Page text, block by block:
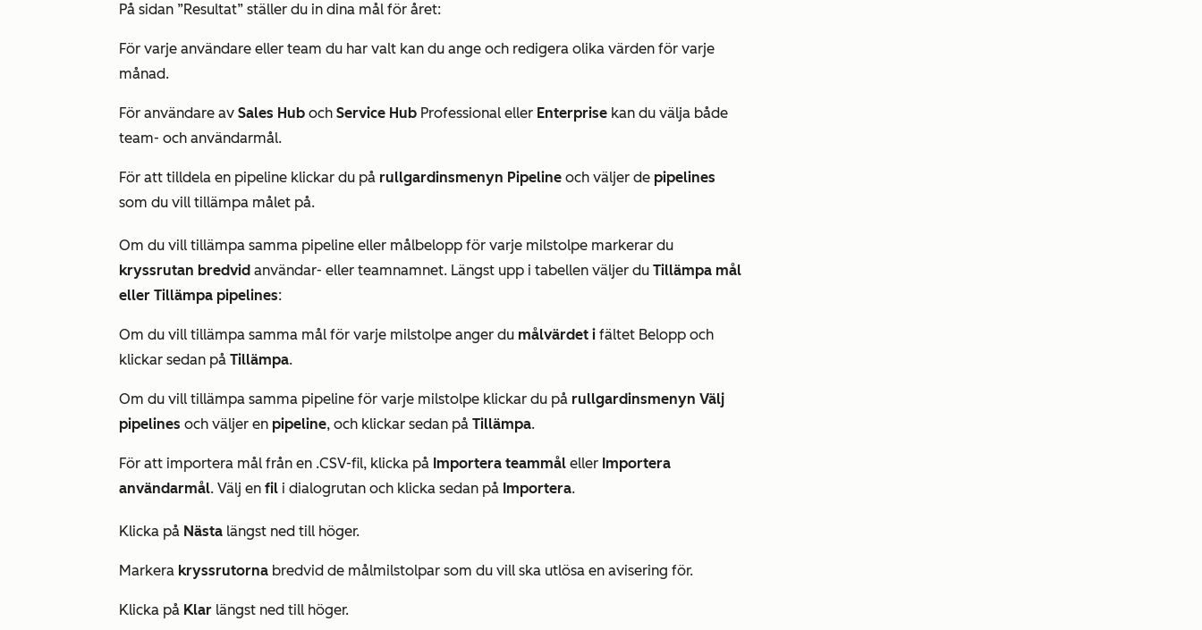
På sidan ”Resultat” ställer du in dina mål för året:
För varje användare eller team du har valt kan du ange och redigera olika värden för varje
månad.
För användare av Sales Hub och Service Hub Professional eller Enterprise kan du välja både
team- och användarmål.
För att tilldela en pipeline klickar du på rullgardinsmenyn Pipeline och väljer de pipelines
som du vill tillämpa målet på.
Om du vill tillämpa samma pipeline eller målbelopp för varje milstolpe markerar du
kryssrutan bredvid användar- eller teamnamnet. Längst upp i tabellen väljer du Tillämpa mål
eller Tillämpa pipelines:
Om du vill tillämpa samma mål för varje milstolpe anger du målvärdet i fältet Belopp och
klickar sedan på Tillämpa.
Om du vill tillämpa samma pipeline för varje milstolpe klickar du på rullgardinsmenyn Välj
pipelines och väljer en pipeline, och klickar sedan på Tillämpa.
För att importera mål från en .CSV-fil, klicka på Importera teammål eller Importera
användarmål. Välj en fil i dialogrutan och klicka sedan på Importera.
Klicka på Nästa längst ned till höger.
Markera kryssrutorna bredvid de målmilstolpar som du vill ska utlösa en avisering för.
Klicka på Klar längst ned till höger.